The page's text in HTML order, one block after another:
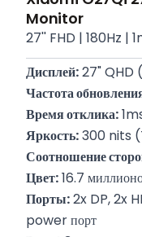
Monitor
27'' FHD | 180Hz |
Дисплей: 27" QHD
Частота
Время отклика:
Яркость: 300 nits
Соотношение
Цвет: 16.7
Порты: 2x DP, 2x
power порт